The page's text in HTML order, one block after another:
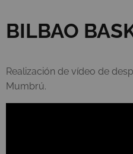
BILBAO
Realización de vídeo de
Mumbrú.